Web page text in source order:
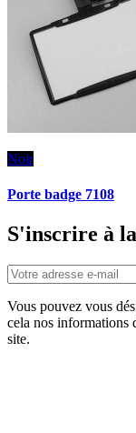
Noir
Porte badge 7108
S'inscrire à
Vous pouvez vous
cela nos informations
site.